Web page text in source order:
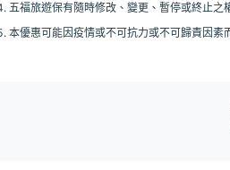
五福旅遊保有隨時修改、變更、暫停或終止之
本優惠可能因疫情或不可抗力或不可歸責因素